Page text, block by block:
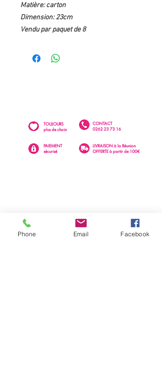
Matière: carton
Dimension: 23cm
Vendu par paquet de 8
CONTACT
0262 23 73 16
TOUJOURS
plus de choix
PAIEMENT
sécurisé
LIVRAISON à la Réunion
OFFERTE à partir de 100€
Phone Email Facebook